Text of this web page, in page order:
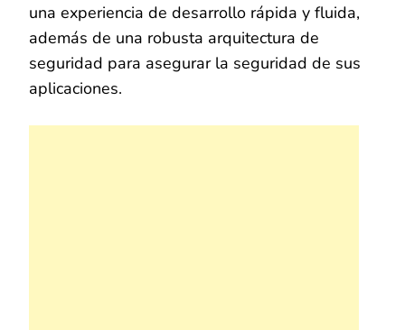
una experiencia de desarrollo rápida y fluida,
además de una robusta arquitectura de
seguridad para asegurar la seguridad de sus
aplicaciones.